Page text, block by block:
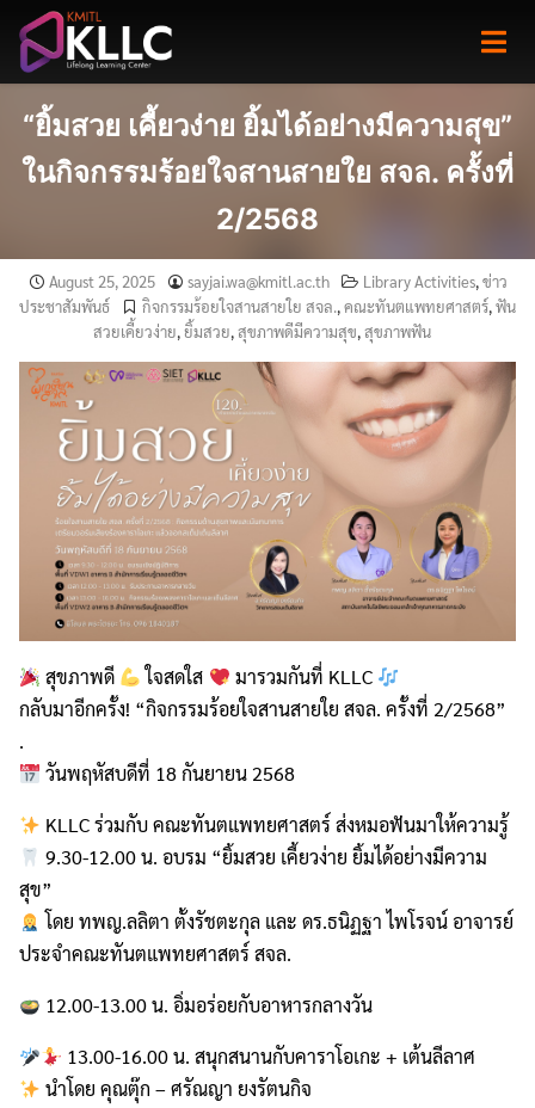
content
“ยิ้มสวย เคี้ยวง่าย ยิ้มได้อย่างมีความสุข”
ในกิจกรรมร้อยใจสานสายใย สจล. ครั้งที่
2/2568
August 25, 2025 sayjai.wa@kmitl.ac.th Library Activities,ข่าว
ประชาสัมพันธ์
กิจกรรมร้อยใจสานสายใย สจล.,คณะทันตแพทยศาสตร์,ฟัน
สวยเคี้ยวง่าย,ยิ้มสวย,สุขภาพดีมีความสุข,สุขภาพฟัน
สุขภาพดี ใจสดใส
มารวมกันที่ KLLC
กลับมาอีกครั้ง! “กิจกรรมร้อยใจสานสายใย สจล. ครั้งที่ 2/2568”
.
วันพฤหัสบดีที่ 18 กันยายน 2568
KLLC ร่วมกับ คณะทันตแพทยศาสตร์ ส่งหมอฟันมาให้ความรู้
9.30-12.00 น. อบรม “ยิ้มสวย เคี้ยวง่าย ยิ้มได้อย่างมีความ
สุข”
โดย ทพญ.ลลิตา ตั้งรัชตะกุล และ ดร.ธนิฏฐา ไพโรจน์ อาจารย์
ประจำคณะทันตแพทยศาสตร์ สจล.
12.00-13.00 น. อิ่มอร่อยกับอาหารกลางวัน
13.00-16.00 น. สนุกสนานกับคาราโอเกะ + เต้นลีลาศ
นำโดย คุณตุ๊ก – ศรัณญา ยงรัตนกิจ